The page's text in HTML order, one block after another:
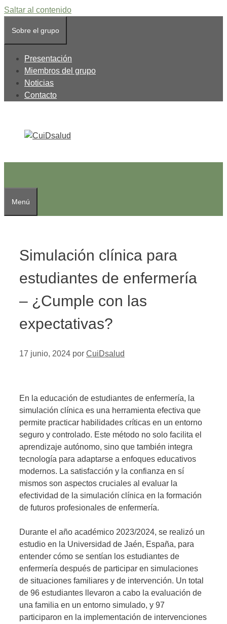
Saltar al contenido
Sobre el grupo
Presentación
Miembros del grupo
Noticias
Contacto
Menú
Simulación clínica para
estudiantes de enfermería
– ¿Cumple con las
expectativas?
17 junio, 2024 por CuiDsalud
En la educación de estudiantes de enfermería, la
simulación clínica es una herramienta efectiva que
permite practicar habilidades críticas en un entorno
seguro y controlado. Este método no solo facilita el
aprendizaje autónomo, sino que también integra
tecnología para adaptarse a enfoques educativos
modernos. La satisfacción y la confianza en sí
mismos son aspectos cruciales al evaluar la
efectividad de la simulación clínica en la formación
de futuros profesionales de enfermería.
Durante el año académico 2023/2024, se realizó un
estudio en la Universidad de Jaén, España, para
entender cómo se sentían los estudiantes de
enfermería después de participar en simulaciones
de situaciones familiares y de intervención. Un total
de 96 estudiantes llevaron a cabo la evaluación de
una familia en un entorno simulado, y 97
participaron en la implementación de intervenciones